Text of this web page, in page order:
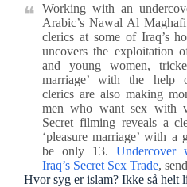
Working with an
Arabic’s Nawal Al
clerics at some of Iraq’s
uncovers the exploitation
and young women,
marriage’ with the help
clerics are also making
men who want sex with
Secret filming reveals a
‘pleasure marriage’ with a
be only 13.Undercover
Iraq’s Secret Sex Trade,
Hvor syg er islam? Ikke så helt